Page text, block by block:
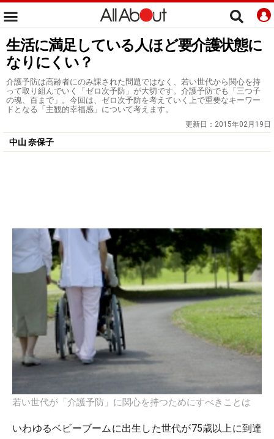
生活に満足している人ほど要介護状態に
なりにくい？
介護予防は高齢者にのみ課された問題ではなく、若い世代から関心を持
って取り組んでいく「ゼロ次予防」が大切です。介護予防でも「三つ子
の魂、百まで」。今回は、ゼロ次予防を考えていく上で重要なキーワー
ドとなる「主観的幸福感」について考えます。
更新日： 2015年02月19日
中山 奈保子
若い世代が「介護予防」に関心を持つためにすべきことは
いわゆるベビーブームに出生した世代が75歳以上に到達